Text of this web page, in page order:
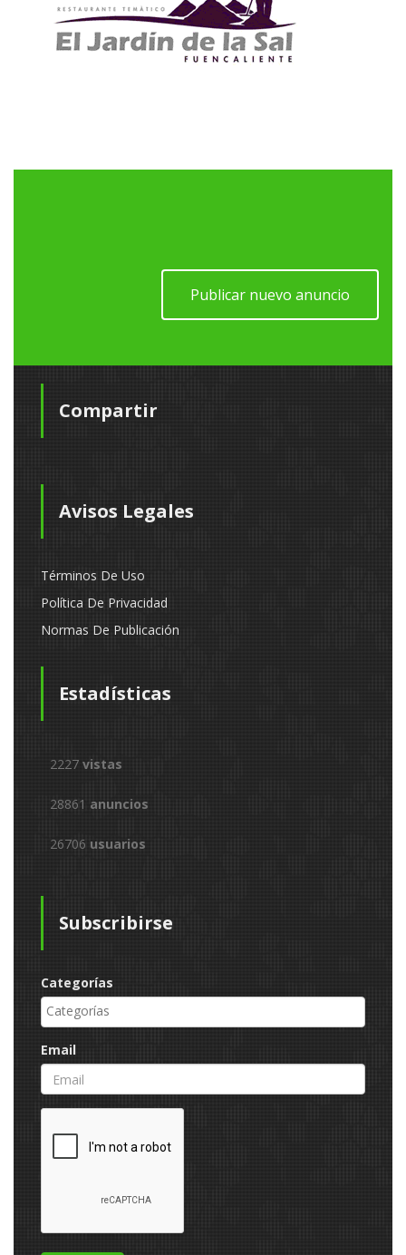
Publicar nuevo anuncio
Compartir
Avisos Legales
Términos De Uso
Política De Privacidad
Normas De Publicación
Estadísticas
2227 vistas
28861 anuncios
26706 usuarios
Subscribirse
Categorías
Email